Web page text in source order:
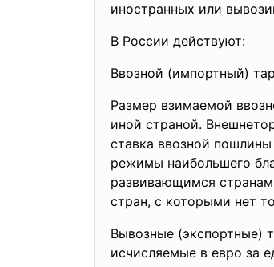
иностранных или
В России действуют:
Ввозной (импортный)
Размер взимаемой
иной страной.
ставка ввозной
режимы наибольшего
развивающимся
стран, с которыми нет
Вывозные (экспортные)
исчисляемые в евро за